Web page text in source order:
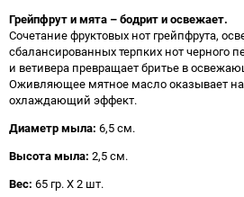
Грейпфрут и мята – бодрит и освежает.
Сочетание фруктовых нот грейпфрута,
сбалансированных терпких нот черного
и ветивера превращает бритье в
Оживляющее мятное масло оказывает
охлаждающий эффект.
Диаметр мыла: 6,5 см.
Высота мыла: 2,5 см.
Вес: 65 гр. Х 2 шт.